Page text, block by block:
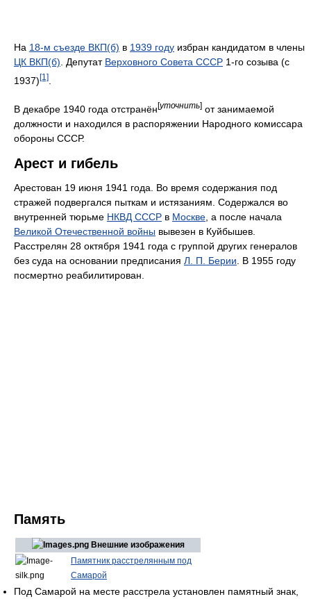
На 18-м съезде ВКП(б) в 1939 году избран кандидатом в члены
ЦК ВКП(б) . Депутат Верховного Совета СССР 1-го созыва (с
1937)[1]
В декабре 1940 года отстранён[уточнить] от занимаемой
должности и находился в распоряжении Народного комиссара
обороны СССР.
Арест и гибель
Арестован 19 июня 1941 года. Во время содержания под
стражей подвергался пыткам и истязаниям. Содержался во
внутренней тюрьме НКВД СССР в Москве , а после начала
Великой Отечественной войны вывезен в Куйбышев.
Расстрелян 28 октября 1941 года с группой других генералов
без суда на основании предписания Л. П. Берии . В 1955 году
посмертно реабилитирован.
Память
Внешние изображения
Памятник расстрелянным под
Самарой
Под Самарой на месте расстрела установлен памятный знак,